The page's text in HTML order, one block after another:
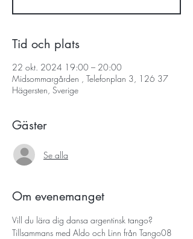
Tid och plats
22 okt. 2024 19:00 – 20:00
Midsommargården , Telefonplan 3, 126 37
Hägersten, Sverige
Gäster
Se alla
Om evenemanget
Vill du lära dig dansa argentinsk tango?
Tillsammans med Aldo och Linn från Tango08